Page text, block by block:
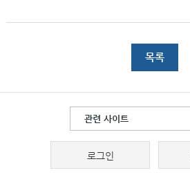
목록
관련 사이트
로그인